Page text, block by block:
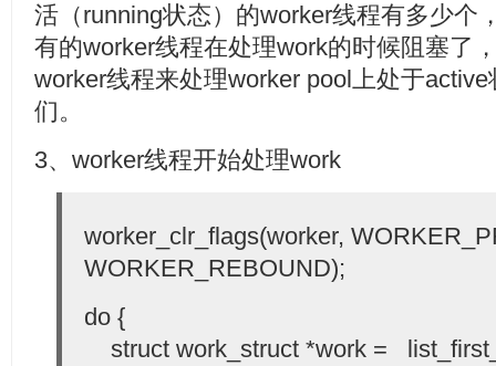
活（running状态）的worker线程有多少个
有的worker线程在处理work的时候阻塞了
worker线程来处理worker pool上处于
们。
3、worker线程开始处理work
worker_clr_flags(worker,
WORKER_REBOUND);
do {
struct work_struct *work =